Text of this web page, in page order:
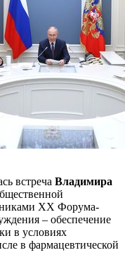
встреча Владимира
XX Форума-
– обеспечение
в условиях
в фармацевтической